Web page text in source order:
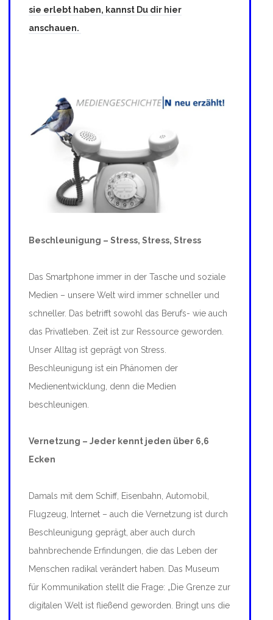
sie erlebt haben, kannst Du dir hier
anschauen.
Beschleunigung – Stress, Stress, Stress
Das Smartphone immer in der Tasche und soziale
Medien – unsere Welt wird immer schneller und
schneller. Das betrifft sowohl das Berufs- wie auch
das Privatleben. Zeit ist zur Ressource geworden.
Unser Alltag ist geprägt von Stress.
Beschleunigung ist ein Phänomen der
Medienentwicklung, denn die Medien
beschleunigen.
Vernetzung – Jeder kennt jeden über 6,6
Ecken
Damals mit dem Schiff, Eisenbahn, Automobil,
Flugzeug, Internet – auch die Vernetzung ist durch
Beschleunigung geprägt, aber auch durch
bahnbrechende Erfindungen, die das Leben der
Menschen radikal verändert haben. Das Museum
für Kommunikation stellt die Frage: „Die Grenze zur
digitalen Welt ist fließend geworden. Bringt uns die